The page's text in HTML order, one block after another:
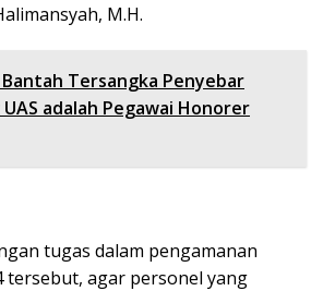
M.H.
Bantah Tersangka Penyebar
adalah Pegawai Honorer
tugas dalam pengamanan
tersebut, agar personel yang